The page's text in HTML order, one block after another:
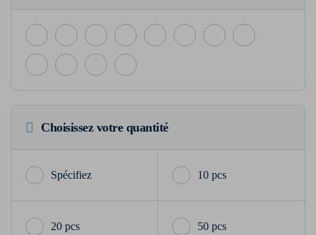
Choisissez votre quantité
10 pcs
20 pcs 50 pcs